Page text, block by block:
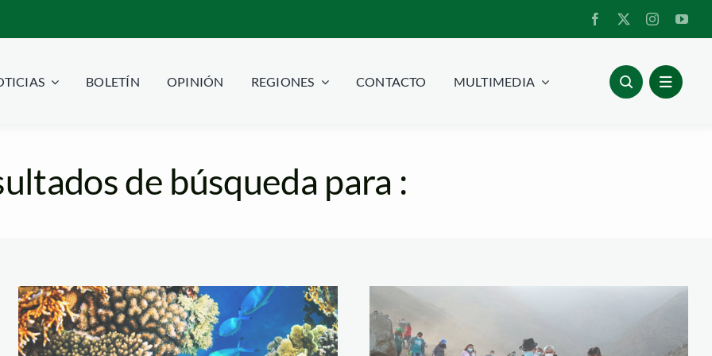
BOLETÍN OPINIÓN REGIONES CONTACTO MULTIMEDIA
de búsqueda para :